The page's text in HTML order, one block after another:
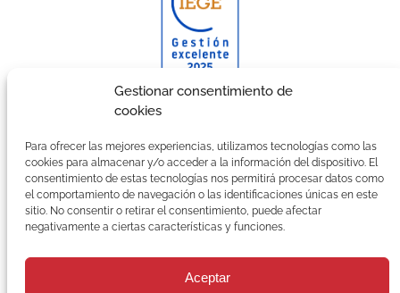
Gestionar consentimiento de
cookies
Para ofrecer las mejores experiencias, utilizamos tecnologías como las
cookies para almacenar y/o acceder a la información del dispositivo. El
consentimiento de estas tecnologías nos permitirá procesar datos como
el comportamiento de navegación o las identificaciones únicas en este
sitio. No consentir o retirar el consentimiento, puede afectar
negativamente a ciertas características y funciones.
Aceptar
Galardonada con el certificado CIEGE a la Gestión
Suscríbete a nuestra Newsletter
C
o
r
e